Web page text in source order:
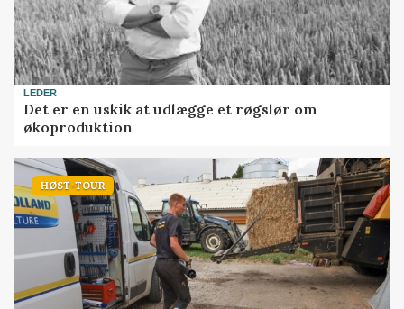
LEDER
Det er en uskik at udlægge et røgslør om
økoproduktion
HØST-TOUR